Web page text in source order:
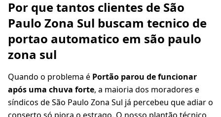
Por que tantos clientes de São
Paulo Zona Sul buscam tecnico de
portao automatico em são paulo
zona sul
Quando o problema é Portão parou de funcionar
após uma chuva forte, a maioria dos moradores e
síndicos de São Paulo Zona Sul já percebeu que adiar o